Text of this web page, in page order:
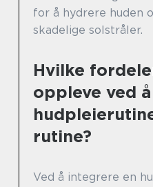
for å hydrere huden
skadelige solstråler.
Hvilke
oppleve ved
rutine?
Ved å integrere en